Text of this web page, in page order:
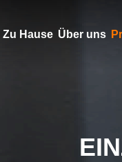
Zu Hause Über uns